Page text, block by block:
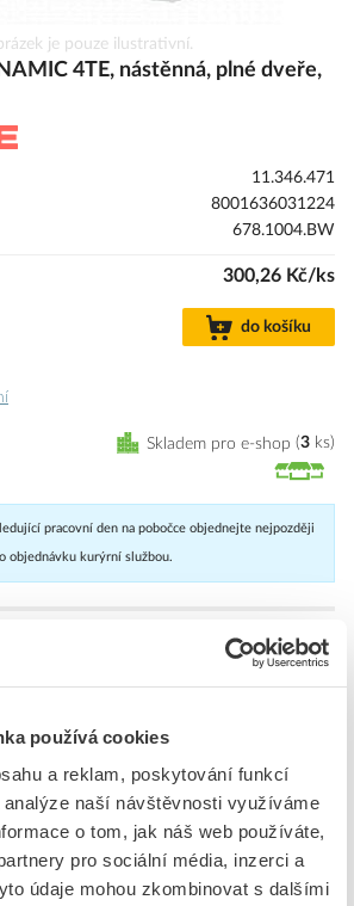
používá cookies
a reklam, poskytování funkcí
naší návštěvnosti využíváme
o tom, jak náš web používáte,
pro sociální média, inzerci a
údaje mohou zkombinovat s dalšími
je pouze ilustrativní.
4TE, nástěnná, plné dveře,
11.346.471
8001636031224
678.1004.BW
300,26 Kč/ks
do košíku
Skladem pro e-shop 3 ks
pracovní den na pobočce objednejte nejpozději
objednávku kurýrní službou.
DINAMIC s prostorem pro osazení
se 4 moduly DIN, krytí IP40, bílá skříň,
Rozměry 130x180x95mm.
SCAME
Povrchová montáž
1